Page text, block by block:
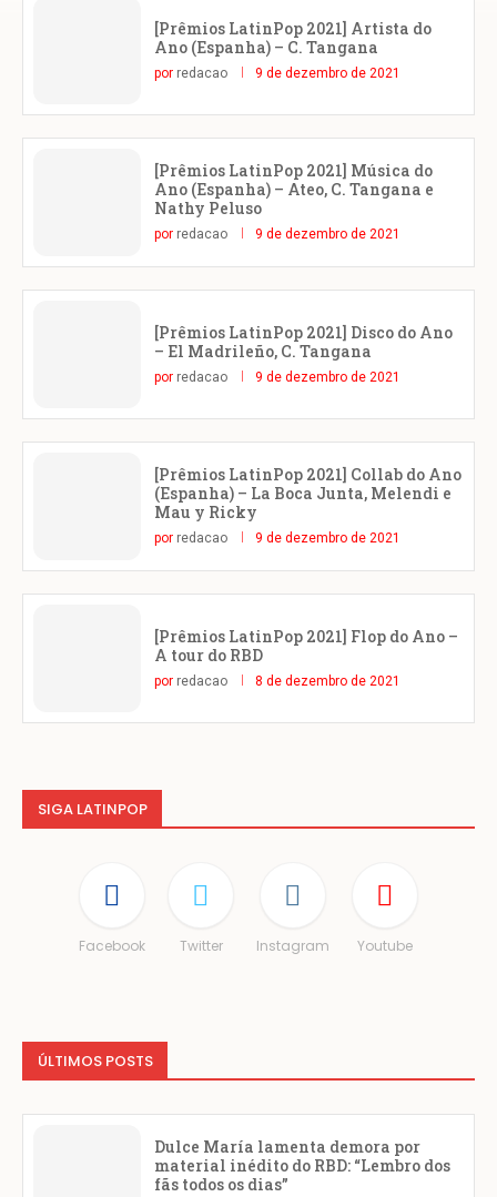
[Prêmios LatinPop 2021] Artista do
Ano (Espanha) – C. Tangana
por redacao 9 de dezembro de 2021
[Prêmios LatinPop 2021] Música do
Ano (Espanha) – Ateo, C. Tangana e
Nathy Peluso
por redacao 9 de dezembro de 2021
[Prêmios LatinPop 2021] Disco do Ano
– El Madrileño, C. Tangana
por redacao 9 de dezembro de 2021
[Prêmios LatinPop 2021] Collab do Ano
(Espanha) – La Boca Junta, Melendi e
Mau y Ricky
por redacao 9 de dezembro de 2021
[Prêmios LatinPop 2021] Flop do Ano –
A tour do RBD
por redacao 8 de dezembro de 2021
SIGA LATINPOP
Facebook Twitter Instagram Youtube
ÚLTIMOS POSTS
Dulce María lamenta demora por
material inédito do RBD: “Lembro dos
fãs todos os dias”